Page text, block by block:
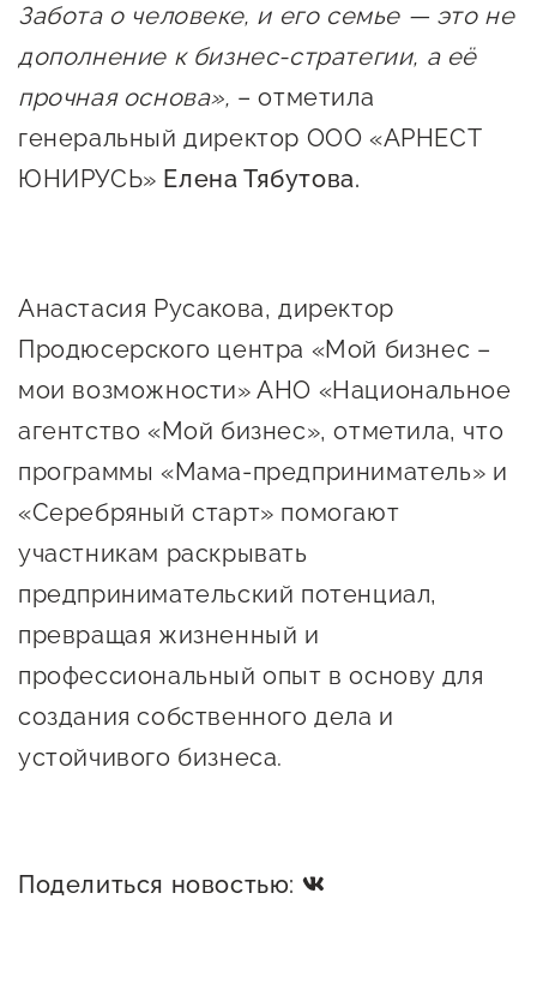
Забота о человеке, и его семье — это не
дополнение к бизнес-стратегии, а её
прочная основа», – отметила
генеральный директор ООО «АРНЕСТ
ЮНИРУСЬ» Елена Тябутова.
Анастасия Русакова, директор
Продюсерского центра «Мой бизнес –
мои возможности» АНО «Национальное
агентство «Мой бизнес», отметила, что
программы «Мама-предприниматель» и
«Серебряный старт» помогают
участникам раскрывать
предпринимательский потенциал,
превращая жизненный и
профессиональный опыт в основу для
создания собственного дела и
устойчивого бизнеса.
Поделиться новостью: